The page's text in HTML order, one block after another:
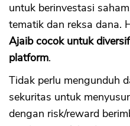
untuk berinvestasi
tematik dan reksa dana.
Ajaib cocok untuk
platform.
Tidak perlu mengunduh
sekuritas untuk
dengan risk/reward